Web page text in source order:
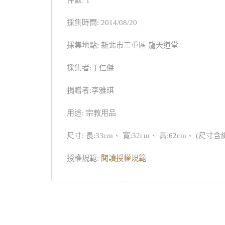
採集時間: 2014/08/20
採集地點: 新北市三重區 龍天道堂
採集者:丁仁傑
捐贈者:李雅琪
用途: 宗教用品
尺寸: 長:33cm、 寬:32cm、 高:62cm、 (尺寸含
授權規範: 閱讀授權規範